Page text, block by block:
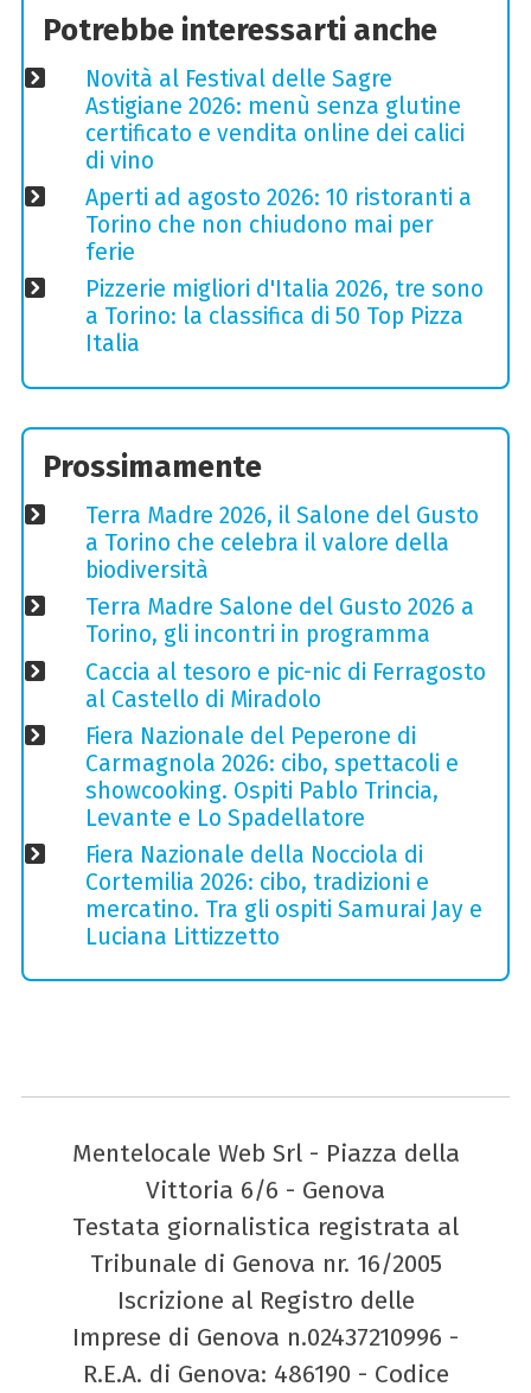
Potrebbe interessarti anche
Novità al Festival delle Sagre
Astigiane 2026: menù senza glutine
certificato e vendita online dei calici
di vino
Aperti ad agosto 2026: 10 ristoranti a
Torino che non chiudono mai per
ferie
Pizzerie migliori d'Italia 2026, tre sono
a Torino: la classifica di 50 Top Pizza
Italia
Prossimamente
Terra Madre 2026, il Salone del Gusto
a Torino che celebra il valore della
biodiversità
Terra Madre Salone del Gusto 2026 a
Torino, gli incontri in programma
Caccia al tesoro e pic-nic di Ferragosto
al Castello di Miradolo
Fiera Nazionale del Peperone di
Carmagnola 2026: cibo, spettacoli e
showcooking. Ospiti Pablo Trincia,
Levante e Lo Spadellatore
Fiera Nazionale della Nocciola di
Cortemilia 2026: cibo, tradizioni e
mercatino. Tra gli ospiti Samurai Jay e
Luciana Littizzetto
Mentelocale Web Srl - Piazza della
Vittoria 6/6 - Genova
Testata giornalistica registrata al
Tribunale di Genova nr. 16/2005
Iscrizione al Registro delle
Imprese di Genova n.02437210996 -
R.E.A. di Genova: 486190 - Codice